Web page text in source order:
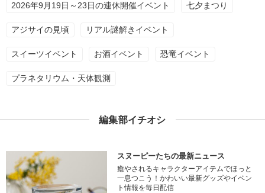
2026年9月19日～23日の連休開催イベント 七夕まつり
アジサイの見頃 リアル謎解きイベント
スイーツイベント お酒イベント 恐竜イベント
プラネタリウム・天体観測
編集部イチオシ
スヌーピーたちの最新ニュース
癒やされるキャラクターアイテムでほっと
一息つこう！かわいい最新グッズやイベン
ト情報を毎日配信